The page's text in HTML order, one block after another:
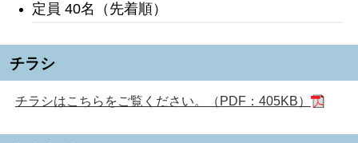
定員 40名（先着順）
チラシ
チラシはこちらをご覧ください。（PDF：405KB）